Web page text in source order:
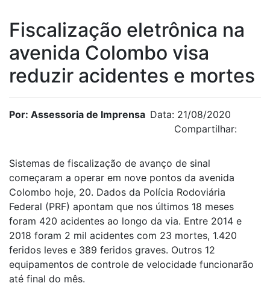
Fiscalização eletrônica na
avenida Colombo visa
reduzir acidentes e mortes
Por: Assessoria de Imprensa Data: 21/08/2020
Compartilhar:
Sistemas de fiscalização de avanço de sinal
começaram a operar em nove pontos da avenida
Colombo hoje, 20. Dados da Polícia Rodoviária
Federal (PRF) apontam que nos últimos 18 meses
foram 420 acidentes ao longo da via. Entre 2014 e
2018 foram 2 mil acidentes com 23 mortes, 1.420
feridos leves e 389 feridos graves. Outros 12
equipamentos de controle de velocidade funcionarão
até final do mês.